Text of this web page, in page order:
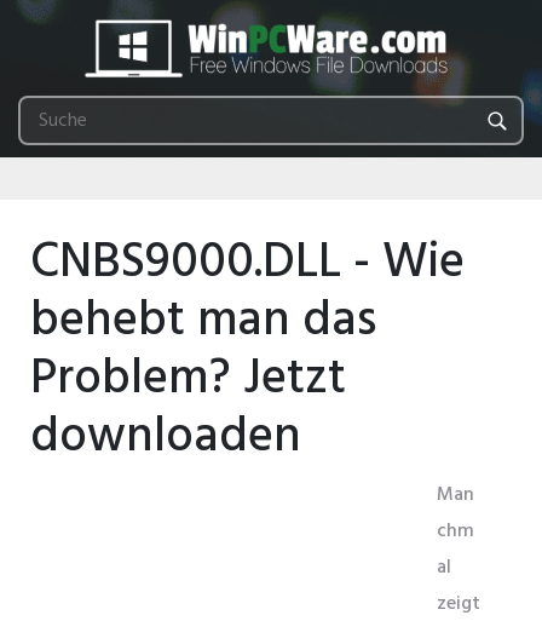
CNBS9000.DLL - Wie
behebt man das
Problem? Jetzt
downloaden
Man
chm
al
zeigt